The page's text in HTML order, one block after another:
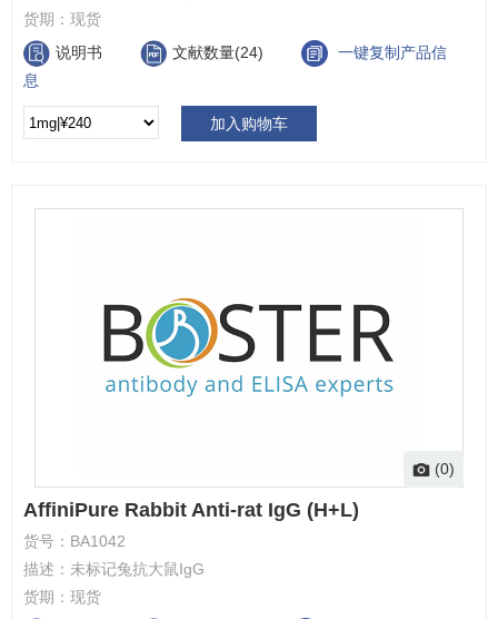
货期： 现货
说明书
文献数量(24)
一键复制产品信
息
加入购物车
(0)
AffiniPure Rabbit Anti-rat IgG (H+L)
货号： BA1042
描述： 未标记兔抗大鼠IgG
货期： 现货